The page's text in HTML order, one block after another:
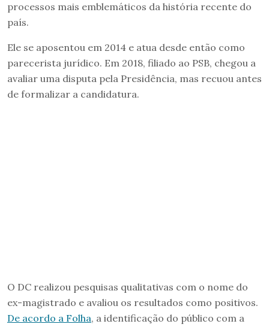
processos mais emblemáticos da história recente do
país.
Ele se aposentou em 2014 e atua desde então como
parecerista jurídico. Em 2018, filiado ao PSB, chegou a
avaliar uma disputa pela Presidência, mas recuou antes
de formalizar a candidatura.
O DC realizou pesquisas qualitativas com o nome do
ex-magistrado e avaliou os resultados como positivos.
De acordo a Folha, a identificação do público com a